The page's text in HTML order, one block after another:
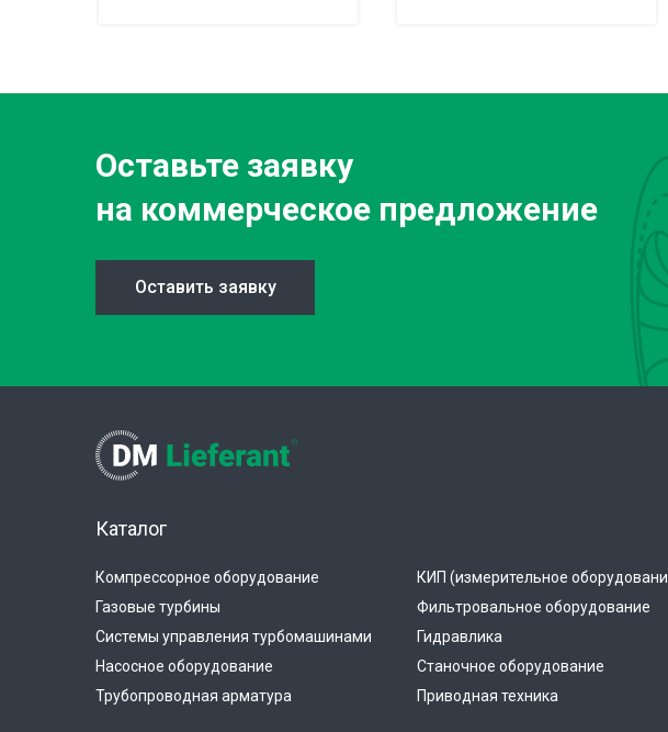
Оставьте заявку
на коммерческое предложение
Оставить заявку
Каталог
Компрессорное оборудование
Газовые турбины
Системы управления турбомашинами
Насосное оборудование
Трубопроводная арматура
КИП (измерительное
Фильтровальное оборудование
Гидравлика
Станочное оборудование
Приводная техника